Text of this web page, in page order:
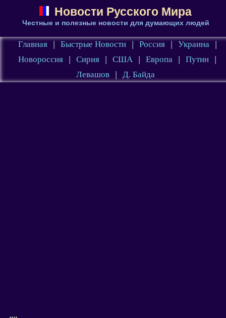
Новости Русского Мира
Честные и полезные новости для думающих людей
Главная | Быстрые Новости | Россия | Украина
|
Новороссия
| Сирия | США | Европа | Путин
|
Левашов
| Д. Байда